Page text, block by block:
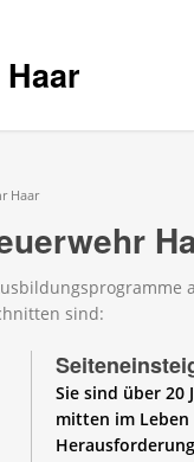
Haar
sind:
Sie sind über 20
mitten im Leben